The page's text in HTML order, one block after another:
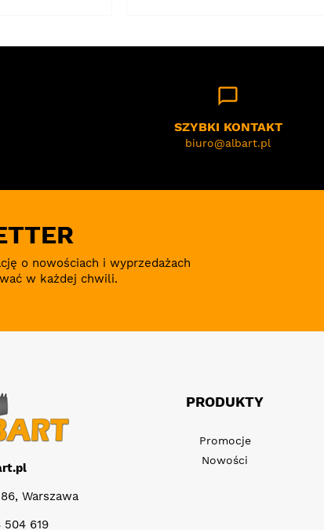
chat_bubble_outline
SZYBKI KONTAKT
biuro@albart.pl
o nowościach i wyprzedażach
w każdej chwili.
Warszawa
504 619
PRODUKTY
Promocje
Nowości